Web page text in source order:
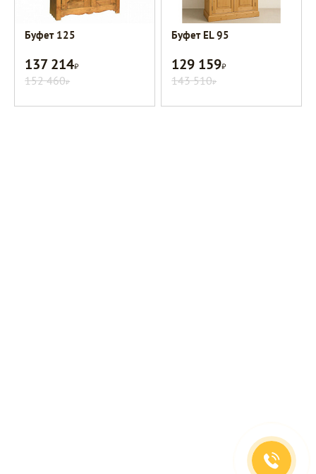
Буфет 125
137 214Р
152 460Р
Буфет EL 95
129 159Р
143 510Р